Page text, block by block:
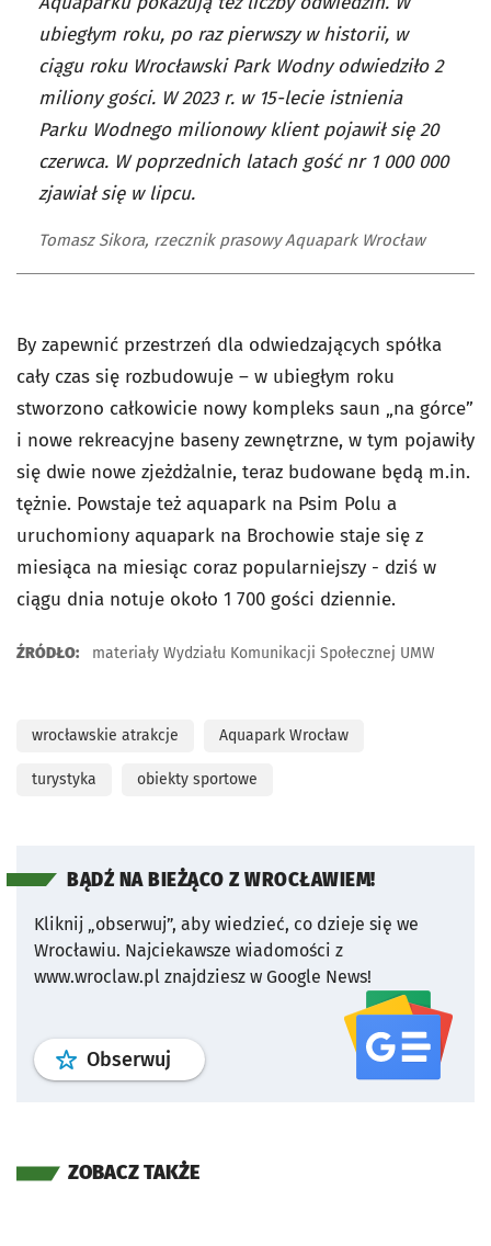
ubiegłym roku, po raz pierwszy w historii, w
ciągu roku Wrocławski Park Wodny odwiedziło 2
miliony gości. W 2023 r. w 15-lecie istnienia
Parku Wodnego milionowy klient pojawił się 20
czerwca. W poprzednich latach gość nr 1 000 000
zjawiał się w lipcu.
Tomasz Sikora, rzecznik prasowy Aquapark Wrocław
By zapewnić przestrzeń dla odwiedzających spółka
cały czas się rozbudowuje – w ubiegłym roku
stworzono całkowicie nowy kompleks saun „na górce”
i nowe rekreacyjne baseny zewnętrzne, w tym pojawiły
się dwie nowe zjeżdżalnie, teraz budowane będą m.in.
tężnie. Powstaje też aquapark na Psim Polu a
uruchomiony aquapark na Brochowie staje się z
miesiąca na miesiąc coraz popularniejszy - dziś w
ciągu dnia notuje około 1 700 gości dziennie.
ŹRÓDŁO: materiały Wydziału Komunikacji Społecznej UMW
wrocławskie atrakcje Aquapark Wrocław
turystyka obiekty sportowe
BĄDŹ NA BIEŻĄCO Z WROCŁAWIEM!
Kliknij „obserwuj”, aby wiedzieć, co dzieje się we
Wrocławiu. Najciekawsze wiadomości z
www.wroclaw.pl znajdziesz w Google News!
Obserwuj profil serwisu
ZOBACZ TAKŻE